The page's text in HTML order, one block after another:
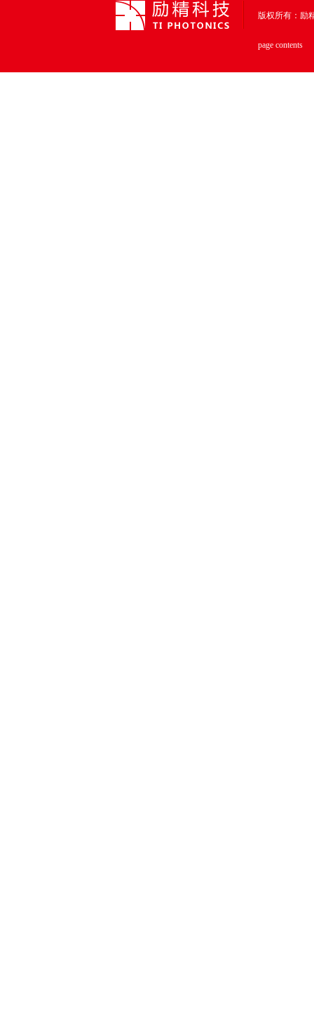
版权所有：励
page contents